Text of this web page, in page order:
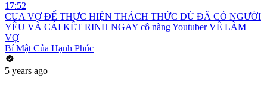
17:52
CUA VỢ ĐỂ THỰC HIỆN THÁCH THỨC DÙ ĐÃ CÓ NGƯỜI
YÊU VÀ CÁI KẾT RINH NGAY cô nàng Youtuber VỀ LÀM
VỢ
Bí Mật Của Hạnh Phúc
5 years ago